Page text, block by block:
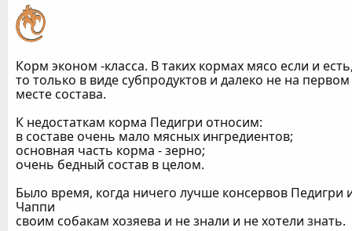
Корм эконом -класса. В таких кормах мясо если и
то только в виде субпродуктов и далеко не на первом
месте состава.
К недостаткам корма Педигри относим:
в составе очень мало мясных ингредиентов;
основная часть корма - зерно;
очень бедный состав в целом.
Было время, когда ничего лучше консервов Педигри
Чаппи
своим собакам хозяева и не знали и не хотели знать.